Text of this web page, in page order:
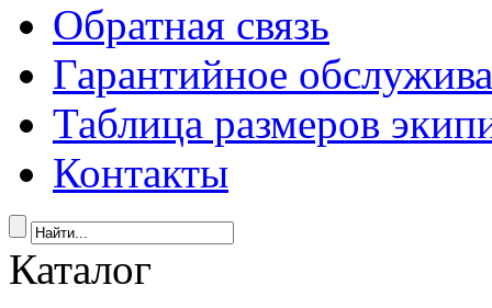
Обратная связь
Гарантийное
Таблица размеров
Контакты
Каталог